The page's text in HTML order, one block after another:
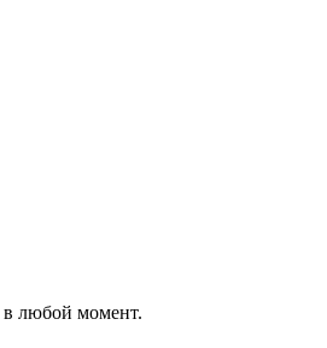
любой момент.